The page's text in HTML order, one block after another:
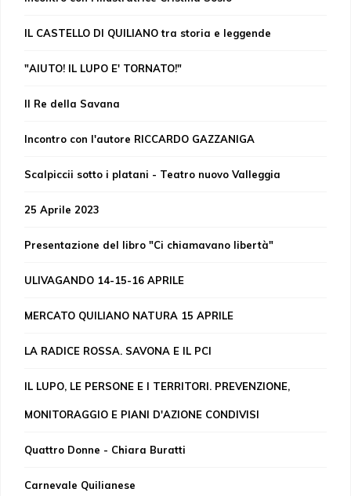
IL CASTELLO DI QUILIANO tra storia e leggende
"AIUTO! IL LUPO E' TORNATO!"
Il Re della Savana
Incontro con l'autore RICCARDO GAZZANIGA
Scalpiccii sotto i platani - Teatro nuovo Valleggia
25 Aprile 2023
Presentazione del libro "Ci chiamavano libertà"
ULIVAGANDO 14-15-16 APRILE
MERCATO QUILIANO NATURA 15 APRILE
LA RADICE ROSSA. SAVONA E IL PCI
IL LUPO, LE PERSONE E I TERRITORI. PREVENZIONE,
MONITORAGGIO E PIANI D'AZIONE CONDIVISI
Quattro Donne - Chiara Buratti
Carnevale Quilianese